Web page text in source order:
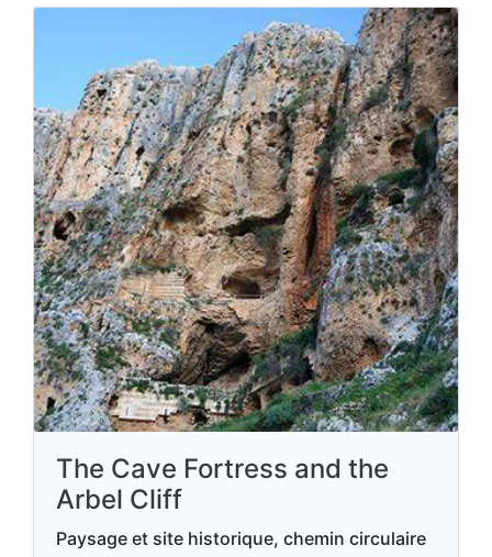
The Cave Fortress and the
Arbel Cliff
Paysage et site historique, chemin circulaire